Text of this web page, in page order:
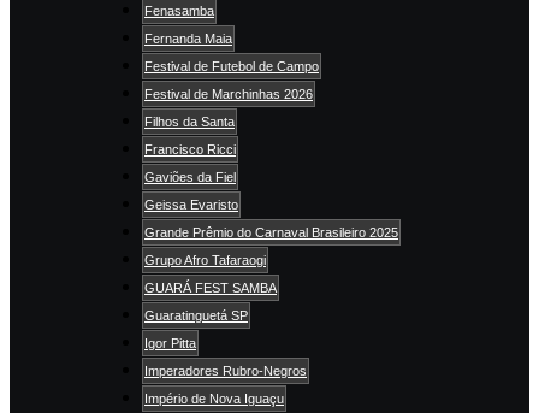
Fenasamba
Fernanda Maia
Festival de Futebol de Campo
Festival de Marchinhas 2026
Filhos da Santa
Francisco Ricci
Gaviões da Fiel
Geissa Evaristo
Grande Prêmio do Carnaval Brasileiro 2025
Grupo Afro Tafaraogi
GUARÁ FEST SAMBA
Guaratinguetá SP
Igor Pitta
Imperadores Rubro-Negros
Império de Nova Iguaçu